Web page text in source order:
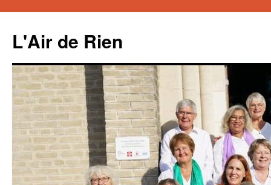
contenu
L'Air de Rien